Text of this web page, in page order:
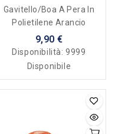
Gavitello/boa A Pera In
Polietilene Arancio
9,90 €
Disponibilità:9999
Disponibile